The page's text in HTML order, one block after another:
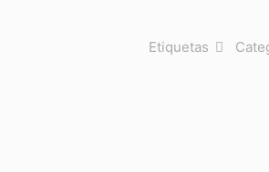
Etiquetas